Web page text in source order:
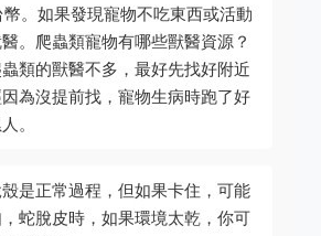
。如果發現寵物不吃東西或活動
。爬蟲類寵物有哪些獸醫資源？
類的獸醫不多，最好先找好附近
為沒提前找，寵物生病時跑了好
。
是正常過程，但如果卡住，可能
蛇脫皮時，如果環境太乾，你可